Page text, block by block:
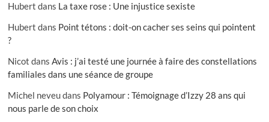
Hubert dans La taxe rose : Une injustice sexiste
Hubert dans Point tétons : doit-on cacher ses seins qui pointent
?
Nicot dansAvis : j’ai testé une journée à faire des constellations
familiales dans une séance de groupe
Michel neveudans Polyamour : Témoignage d’Izzy 28 ans qui
nous parle de son choix